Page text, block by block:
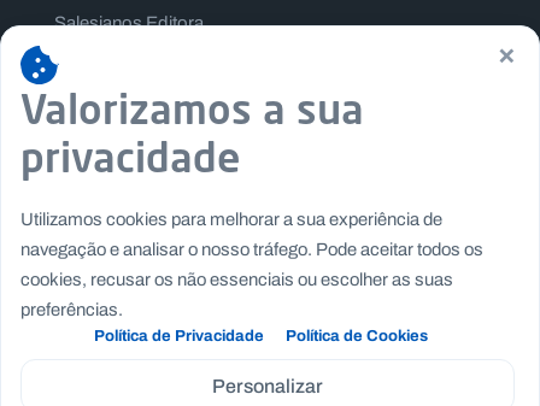
Salesianos Editora
Família Salesiana
Missão Dom Bosco
Jogos Nacionais Salesianos
×
Valorizamos a sua
privacidade
Utilizamos cookies para melhorar a sua experiência de
navegação e analisar o nosso tráfego. Pode aceitar todos os
cookies, recusar os não essenciais ou escolher as suas
preferências.
Política de Privacidade Política de Cookies
Personalizar